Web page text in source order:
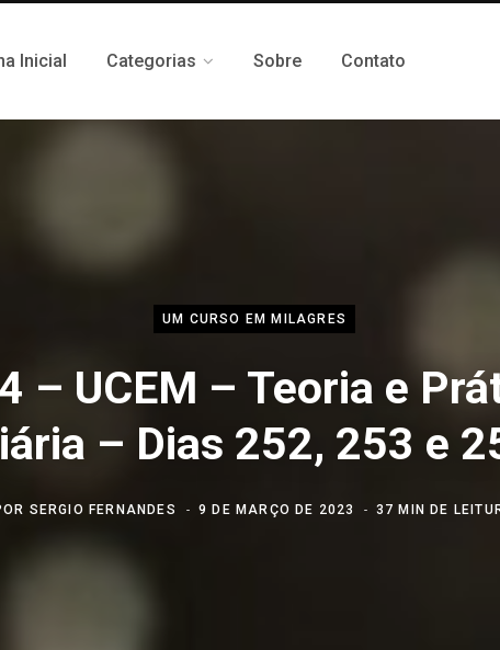
Inicial Categorias Sobre Contato
UM CURSO EM MILAGRES
– UCEM – Teoria e
– Dias 252, 253 e
SERGIO FERNANDES 9 DE MARÇO DE 2023 37 MIN DE